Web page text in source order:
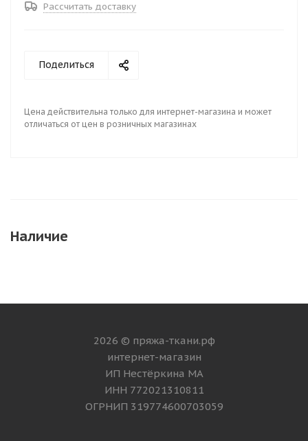
Рассчитать доставку
Поделиться
Цена действительна только для интернет-магазина и может
отличаться от цен в розничных магазинах
Наличие
2026 © пряжа-ткани.рф
интернет-магазин
ИП Нестёркина МА
ИНН 772021310811
ОГРНИП 319774600703059